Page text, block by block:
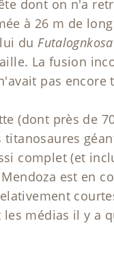
dont on n'a
à 26 m de
du
La fusion
pas encore
(dont près de
complet (et
est en
médias il y a